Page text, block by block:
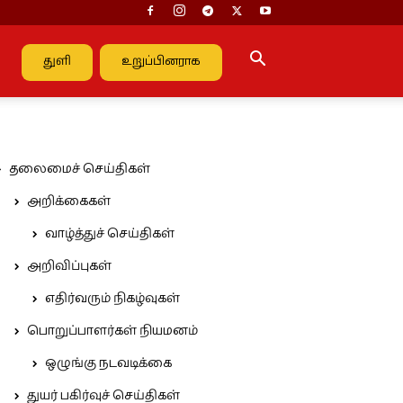
துளி உறுப்பினராக
தலைமைச் செய்திகள்
அறிக்கைகள்
வாழ்த்துச் செய்திகள்
அறிவிப்புகள்
எதிர்வரும் நிகழ்வுகள்
பொறுப்பாளர்கள் நியமனம்
ஒழுங்கு நடவடிக்கை
துயர் பகிர்வுச் செய்திகள்